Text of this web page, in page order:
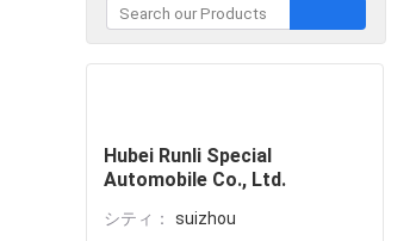
Hubei Runli Special
Automobile Co., Ltd.
シティ：
suizhou